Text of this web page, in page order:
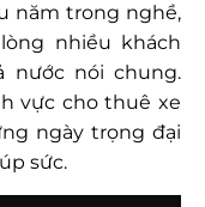
năm trong nghề,
nhiều khách
nước nói chung.
vực cho thuê xe
ngày trọng đại
sức.